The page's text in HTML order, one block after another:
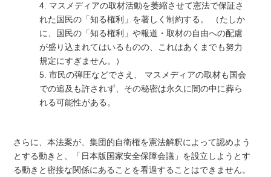
4. マスメディアの取材活動を萎縮させて憲法で保証さ
れた国民の「知る権利」を著しく制約する。 （たしか
に、国民の「知る権利」や報道・取材の自由への配慮
が盛り込まれてはいるものの、これはあくまでも努力
規定にすぎません。）
5. 市民の弾圧などでさえ、 マスメディアの取材も国会
での追及も許されず、その秘密は永久に闇の中に葬ら
れる可能性がある。
さらに、本法案が、集団的自衛権を憲法解釈によって認めよう
とする動きと、「日本版国家安全保障会議」を設立しようとす
る動きと密接な関係にあることを看過することはできません。